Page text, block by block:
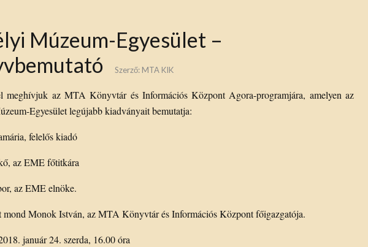
Múzeum-Egyesület –
Szerző: MTA KIK
meghívjuk az MTA Könyvtár és Információs Központ Agora-programjára, amelyen az
Egyesület legújabb kiadványait bemutatja:
felelős kiadó
az EME főtitkára
az EME elnöke.
mond Monok István, az MTA Könyvtár és Információs Központ főigazgatója.
január 24. szerda, 16.00 óra